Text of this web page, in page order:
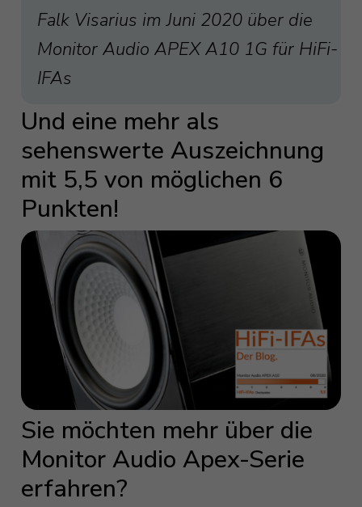
Falk Visarius im Juni 2020 über die
Monitor Audio APEX A10 1G für HiFi-
IFAs
Und eine mehr als
sehenswerte Auszeichnung
mit 5,5 von möglichen 6
Punkten!
Sie möchten mehr über die
Monitor Audio Apex-Serie
erfahren?